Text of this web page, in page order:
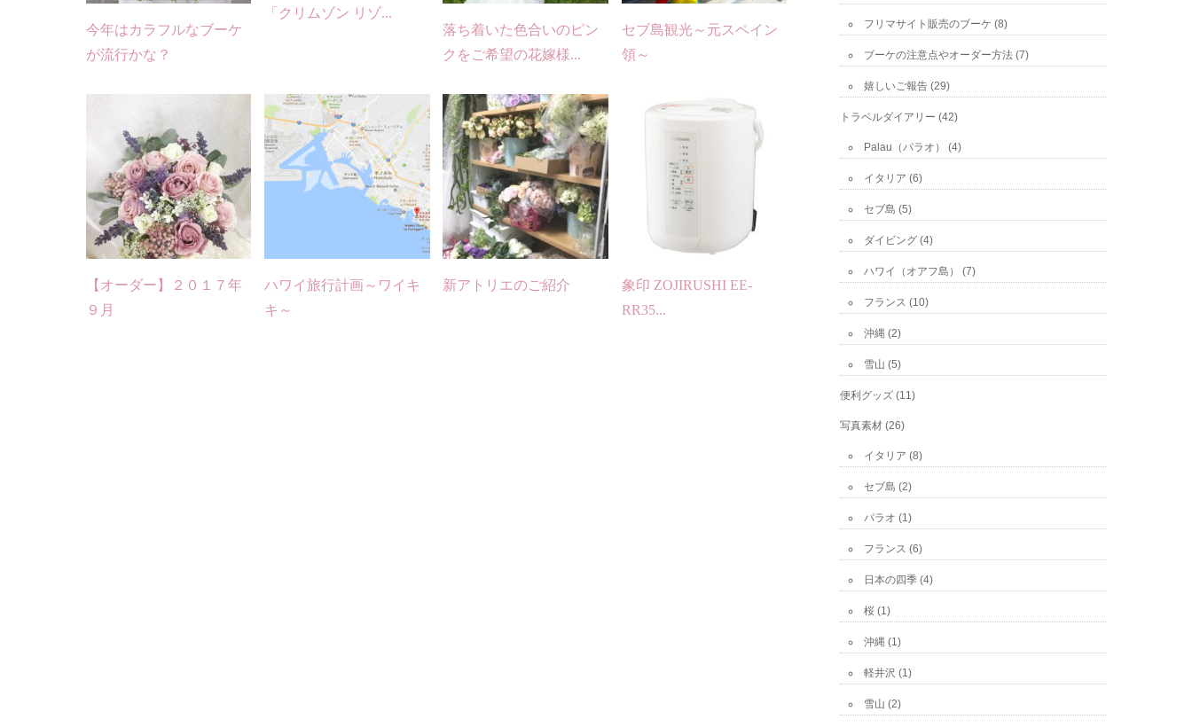
今年はカラフルなブーケ
が流行かな？
「クリムゾン リゾ...
落ち着いた色合いのピン
クをご希望の花嫁様...
セブ島観光～元スペイン
領～
【オーダー】２０１７年
９月
ハワイ旅行計画～ワイキ
キ～
新アトリエのご紹介
象印 ZOJIRUSHI EE-
RR35...
フリマサイト販売のブーケ (8)
ブーケの注意点やオーダー方法 (7)
嬉しいご報告 (29)
トラベルダイアリー (42)
Palau（パラオ） (4)
イタリア (6)
セブ島 (5)
ダイビング (4)
ハワイ（オアフ島） (7)
フランス (10)
沖縄 (2)
雪山 (5)
便利グッズ (11)
写真素材 (26)
イタリア (8)
セブ島 (2)
パラオ (1)
フランス (6)
日本の四季 (4)
桜 (1)
沖縄 (1)
軽井沢 (1)
雪山 (2)